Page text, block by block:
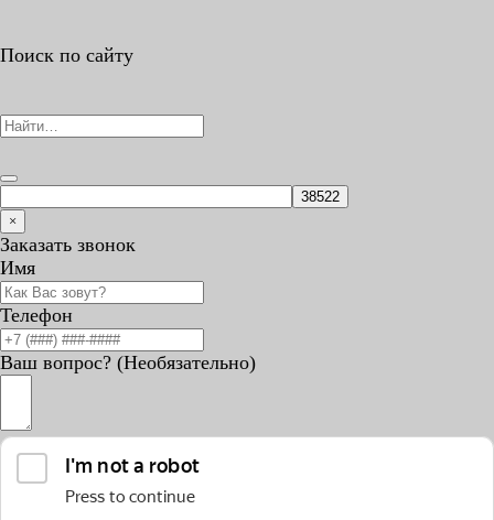
Поиск по сайту
for:
×
Заказать звонок
Имя
Телефон
Ваш вопрос? (Необязательно)